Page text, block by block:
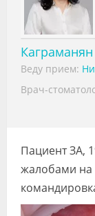
Клиники
Специалисты
Галерея
Веду прием:
Врач-
Пациент ЗА,
жалобами на